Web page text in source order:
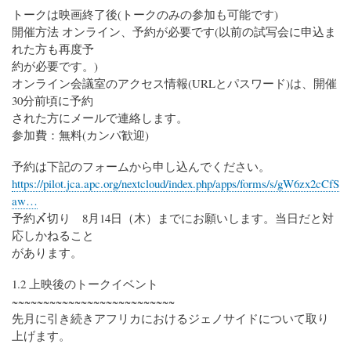
トークは映画終了後(トークのみの参加も可能です)
開催方法 オンライン、予約が必要です(以前の試写会に申込ま
れた方も再度予
約が必要です。)
オンライン会議室のアクセス情報(URLとパスワード)は、開催
30分前頃に予約
された方にメールで連絡します。
参加費：無料(カンパ歓迎)
予約は下記のフォームから申し込んでください。
https://pilot.jca.apc.org/nextcloud/index.php/apps/forms/s/gW6zx2cCfS
aw…
予約〆切り 8月14日（木）までにお願いします。当日だと対
応しかねること
があります。
1.2 上映後のトークイベント
~~~~~~~~~~~~~~~~~~~~~~~~~~
先月に引き続きアフリカにおけるジェノサイドについて取り
上げます。